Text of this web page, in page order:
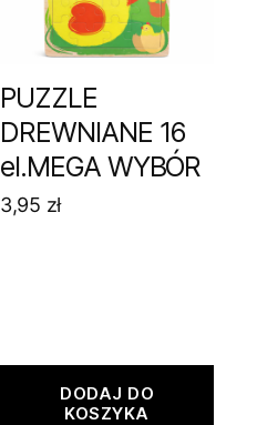
PUZZLE
DREWNIANE 16
el.MEGA WYBÓR
3,95 zł
DODAJ DO
KOSZYKA